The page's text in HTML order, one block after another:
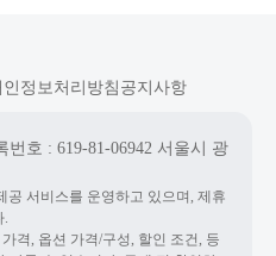
인정보처리방침 공지사항
호 : 619-81-06942 서울시 광
공 서비스를 운영하고 있으며, 제휴
.
격, 옵션 가격/구성, 할인 조건, 등